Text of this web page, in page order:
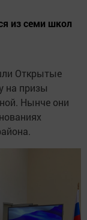
из семи школ
Открытые
на призы
Нынче они